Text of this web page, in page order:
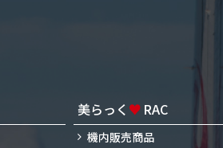
美らっく ♥ RAC
機内販売商品